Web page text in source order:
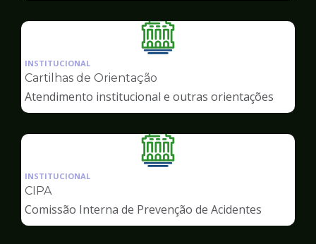
Ilustração
da
de
Servidor
INSTITUCIONAL
Cartilhas de Orientação
Atendimento institucional e outras orientações
Ilustração
da
Servidor
INSTITUCIONAL
CIPA
Comissão Interna de Prevenção de Acidentes